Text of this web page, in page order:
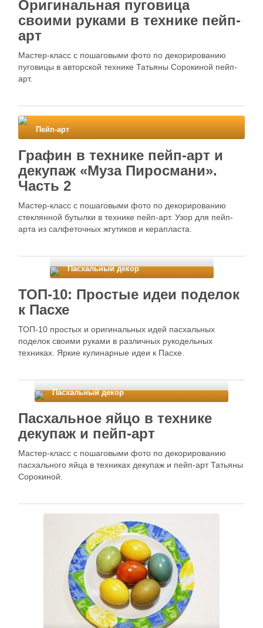
Оригинальная пуговица
своими руками в технике пейп-
арт
Мастер-класс с пошаговыми фото по декорированию
пуговицы в авторской технике Татьяны Сорокиной пейп-
арт.
Пейп-арт
Графин в технике пейп-арт и
декупаж «Муза Пиросмани».
Часть 2
Мастер-класс с пошаговыми фото по декорированию
стеклянной бутылки в технике пейп-арт. Узор для пейп-
арта из салфеточных жгутиков и керапласта.
Пасхальный декор
ТОП-10: Простые идеи поделок
к Пасхе
ТОП-10 простых и оригинальных идей пасхальных
поделок своими руками в различных рукодельных
техниках. Яркие кулинарные идеи к Пасхе.
Пасхальный декор
Пасхальное яйцо в технике
декупаж и пейп-арт
Мастер-класс с пошаговыми фото по декорированию
пасхального яйца в техниках декупаж и пейп-арт Татьяны
Сорокиной.